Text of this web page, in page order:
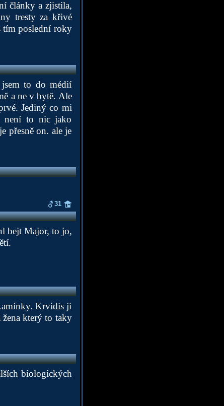
články a zjistila,
tresty za křivé
tím poslední roky
to do médií
a ne v bytě. Ale
Jediný co mi
není to nic jako
přesně on. ale je
31
bejt Major, to jo,
Krvidis ji
který to taky
biologických